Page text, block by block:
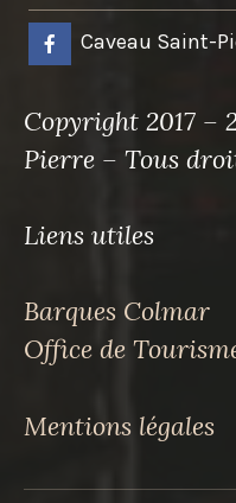
Caveau Saint-
Copyright 2017 –
Pierre – Tous
Liens utiles
Barques Colmar
Office de
Mentions légales